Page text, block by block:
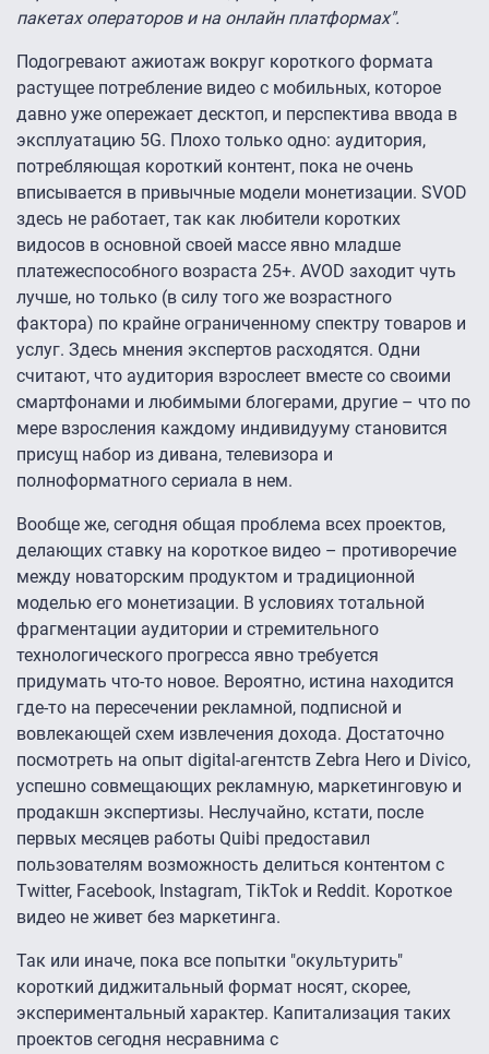
пакетах операторов и на онлайн платформах".
Подогревают ажиотаж вокруг короткого формата
растущее потребление видео с мобильных, которое
давно уже опережает десктоп, и перспектива ввода в
эксплуатацию 5G. Плохо только одно: аудитория,
потребляющая короткий контент, пока не очень
вписывается в привычные модели монетизации. SVOD
здесь не работает, так как любители коротких
видосов в основной своей массе явно младше
платежеспособного возраста 25+. AVOD заходит чуть
лучше, но только (в силу того же возрастного
фактора) по крайне ограниченному спектру товаров и
услуг. Здесь мнения экспертов расходятся. Одни
считают, что аудитория взрослеет вместе со своими
смартфонами и любимыми блогерами, другие – что по
мере взросления каждому индивидууму становится
присущ набор из дивана, телевизора и
полноформатного сериала в нем.
Вообще же, сегодня общая проблема всех проектов,
делающих ставку на короткое видео – противоречие
между новаторским продуктом и традиционной
моделью его монетизации. В условиях тотальной
фрагментации аудитории и стремительного
технологического прогресса явно требуется
придумать что-то новое. Вероятно, истина находится
где-то на пересечении рекламной, подписной и
вовлекающей схем извлечения дохода. Достаточно
посмотреть на опыт digital-агентств Zebra Hero и Divico,
успешно совмещающих рекламную, маркетинговую и
продакшн экспертизы. Неслучайно, кстати, после
первых месяцев работы Quibi предоставил
пользователям возможность делиться контентом с
Twitter, Facebook, Instagram, TikTok и Reddit. Короткое
видео не живет без маркетинга.
Так или иначе, пока все попытки "окультурить"
короткий диджитальный формат носят, скорее,
экспериментальный характер. Капитализация таких
проектов сегодня несравнима с